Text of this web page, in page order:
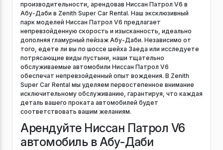
производительности, арендовав Ниссан Патрол V6 в
Абу-Даби в Zenith Super Car Rental. Наш эксклюзивный
парк моделей Ниссан Патрол V6 предлагает
непревзойденную скорость и изысканность, идеально
дополняя гламурный пейзаж Абу-Даби. Независимо от
того, едете ли вы по шоссе шейха Заеда или исследуете
потрясающие виды пустыни, наши тщательно
обслуживаемые автомобили Ниссан Патрол V6
обеспечат непревзойденный опыт вождения. В Zenith
Super Car Rental мы уделяем первостепенное внимание
исключительному обслуживанию, гарантируя, что каждая
деталь вашего проката автомобилей будет
соответствовать вашим желаниям.
Арендуйте Ниссан Патрол V6
автомобиль в Абу-Даби